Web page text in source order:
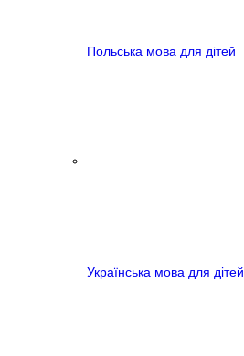
Польська мова для дітей
Українська мова для дітей